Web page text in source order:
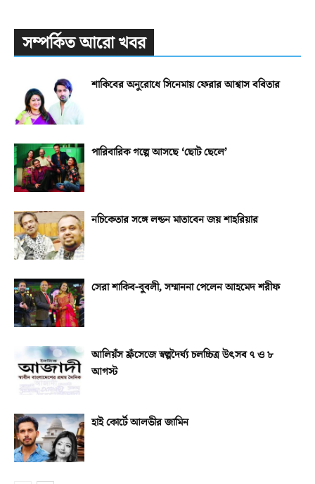
সম্পর্কিত আরো খবর
শাকিবের অনুরোধে সিনেমায় ফেরার আশ্বাস ববিতার
পারিবারিক গল্পে আসছে ‘ছোট ছেলে’
নচিকেতার সঙ্গে লন্ডন মাতাবেন জয় শাহরিয়ার
সেরা শাকিব-বুবলী, সম্মাননা পেলেন আহমেদ শরীফ
আলিয়ঁস ফ্রঁসেজে স্বল্পদৈর্ঘ্য চলচ্চিত্র উৎসব ৭ ও ৮
আগস্ট
হাই কোর্টে আলভীর জামিন